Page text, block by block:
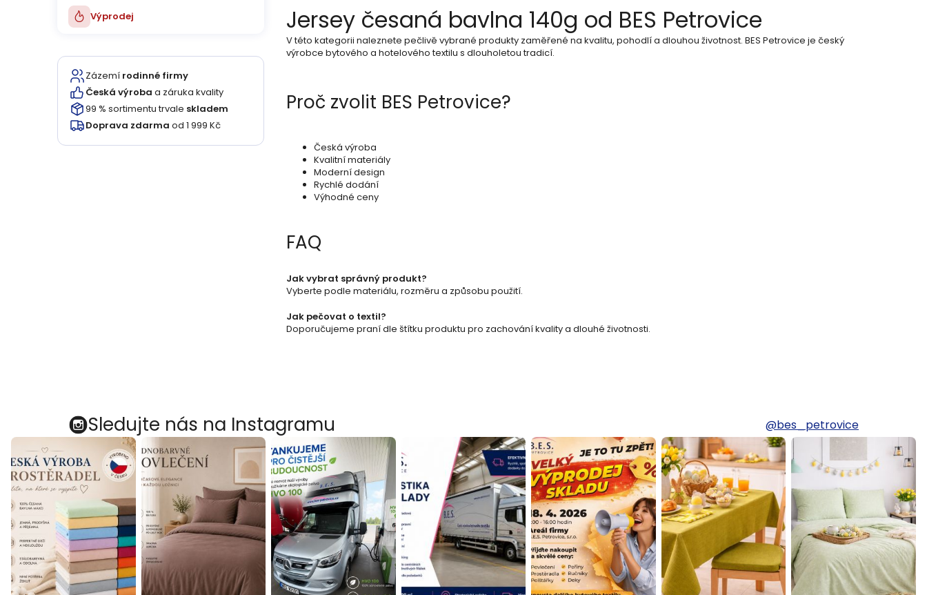
Výprodej
Zázemí rodinné firmy
Česká výroba a záruka kvality
99 % sortimentu trvale skladem
Doprava zdarma od 1 999 Kč
k
t
v
u
Jersey česaná bavlna 140g od BES Petrovice
V této kategorii naleznete pečlivě vybrané produkty zaměřené na kvalitu, pohodlí a dlouhou životnost. BES Petrovice je český
výrobce bytového a hotelového textilu s dlouholetou tradicí.
Proč zvolit BES Petrovice?
Česká výroba
Kvalitní materiály
Moderní design
Rychlé dodání
Výhodné ceny
FAQ
Jak vybrat správný produkt?
Vyberte podle materiálu, rozměru a způsobu použití.
Jak pečovat o textil?
Doporučujeme praní dle štítku produktu pro zachování kvality a dlouhé životnosti.
Sledujte nás na Instagramu @bes_petrovice